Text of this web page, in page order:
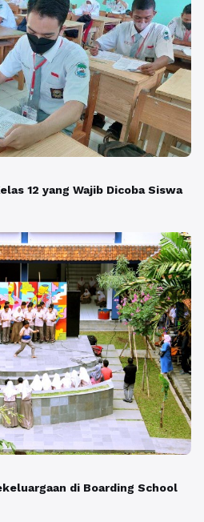
12 yang Wajib Dicoba Siswa
di Boarding School